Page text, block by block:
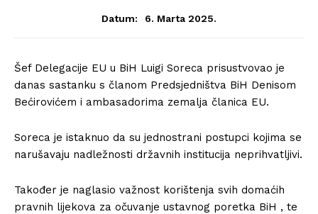
Datum: 6. Marta 2025.
Šef Delegacije EU u BiH Luigi Soreca prisustvovao je
danas sastanku s članom Predsjedništva BiH Denisom
Bećirovićem i ambasadorima zemalja članica EU.
Soreca je istaknuo da su jednostrani postupci kojima se
narušavaju nadležnosti državnih institucija neprihvatljivi.
Također je naglasio važnost korištenja svih domaćih
pravnih lijekova za očuvanje ustavnog poretka BiH , te